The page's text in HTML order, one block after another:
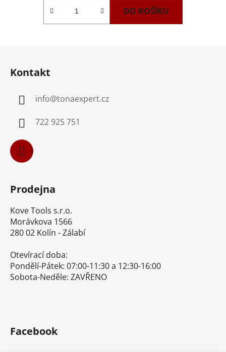
DO KOŠÍKU
Kontakt
info@tonaexpert.cz
722 925 751
Prodejna
Kove Tools s.r.o.
Morávkova 1566
280 02 Kolín - Zálabí
Otevírací doba:
Pondělí-Pátek: 07:00-11:30 a 12:30-16:00
Sobota-Neděle: ZAVŘENO
Facebook